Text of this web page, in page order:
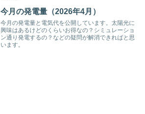
今月の発電量（2026年4月）
今月の発電量と電気代を公開しています。太陽光に
興味はあるけどのくらいお得なの？シミュレーショ
ン通り発電するの？などの疑問が解消できればと思
います。